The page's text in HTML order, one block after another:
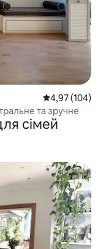
Середня
4,97 (104)
та зручне
сімей